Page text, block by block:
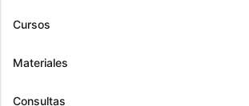
Cursos
Materiales
Consultas